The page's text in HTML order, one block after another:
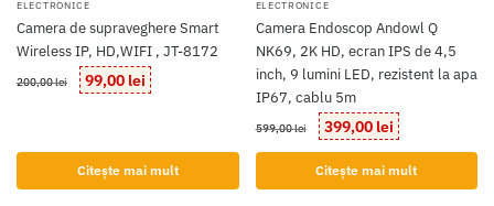
ELECTRONICE
Camera de supraveghere Smart
Wireless IP, HD,WIFI , JT-8172
200,00lei
Prețul
inițial
99,00 lei Prețul
curent
Citește mai mult
ELECTRONICE
Camera Endoscop Andowl Q
NK69, 2K HD, ecran IPS de 4,5
inch, 9 lumini LED, rezistent la apa
IP67, cablu 5m
599,00lei
Prețul
inițial
a
fost:
399,00 lei Prețul
curent
este:
Citește mai mult